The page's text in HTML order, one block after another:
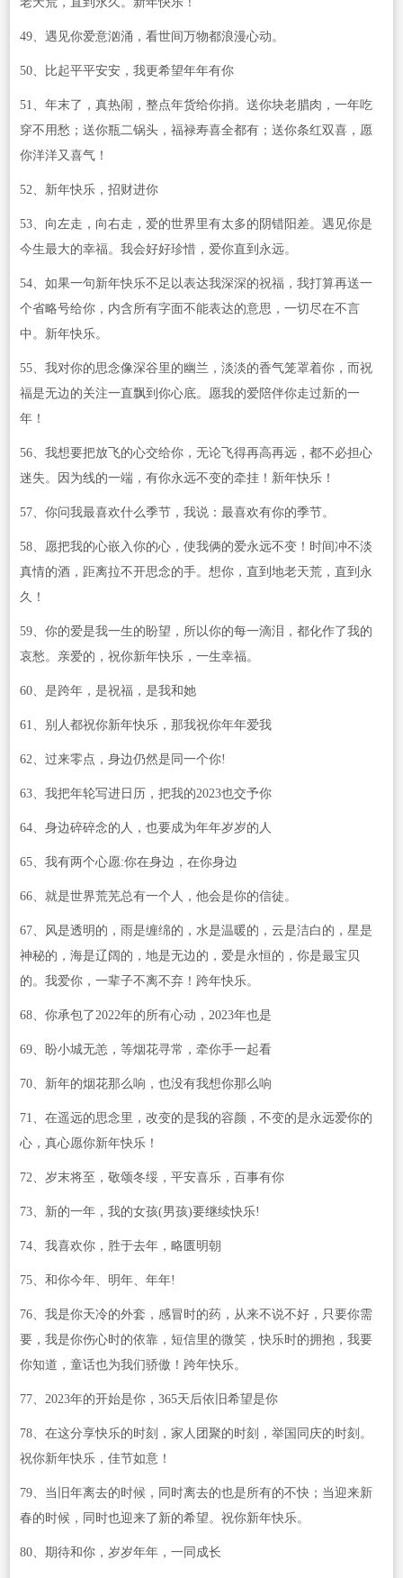
49、遇见你爱意汹涌，看世间万物都浪漫心动。
50、比起平平安安，我更希望年年有你
51、年末了，真热闹，整点年货给你捎。送你块老腊肉，一年吃
穿不用愁；送你瓶二锅头，福禄寿喜全都有；送你条红双喜，愿
你洋洋又喜气！
52、新年快乐，招财进你
53、向左走，向右走，爱的世界里有太多的阴错阳差。遇见你是
今生最大的幸福。我会好好珍惜，爱你直到永远。
54、如果一句新年快乐不足以表达我深深的祝福，我打算再送一
个省略号给你，内含所有字面不能表达的意思，一切尽在不言
中。新年快乐。
55、我对你的思念像深谷里的幽兰，淡淡的香气笼罩着你，而祝
福是无边的关注一直飘到你心底。愿我的爱陪伴你走过新的一
年！
56、我想要把放飞的心交给你，无论飞得再高再远，都不必担心
迷失。因为线的一端，有你永远不变的牵挂！新年快乐！
57、你问我最喜欢什么季节，我说：最喜欢有你的季节。
58、愿把我的心嵌入你的心，使我俩的爱永远不变！时间冲不淡
真情的酒，距离拉不开思念的手。想你，直到地老天荒，直到永
久！
59、你的爱是我一生的盼望，所以你的每一滴泪，都化作了我的
哀愁。亲爱的，祝你新年快乐，一生幸福。
60、是跨年，是祝福，是我和她
61、别人都祝你新年快乐，那我祝你年年爱我
62、过来零点，身边仍然是同一个你!
63、我把年轮写进日历，把我的2023也交予你
64、身边碎碎念的人，也要成为年年岁岁的人
65、我有两个心愿:你在身边，在你身边
66、就是世界荒芜总有一个人，他会是你的信徒。
67、风是透明的，雨是缠绵的，水是温暖的，云是洁白的，星是
神秘的，海是辽阔的，地是无边的，爱是永恒的，你是最宝贝
的。我爱你，一辈子不离不弃！跨年快乐。
68、你承包了2022年的所有心动，2023年也是
69、盼小城无恙，等烟花寻常，牵你手一起看
70、新年的烟花那么响，也没有我想你那么响
71、在遥远的思念里，改变的是我的容颜，不变的是永远爱你的
心，真心愿你新年快乐！
72、岁末将至，敬颂冬绥，平安喜乐，百事有你
73、新的一年，我的女孩(男孩)要继续快乐!
74、我喜欢你，胜于去年，略匮明朝
75、和你今年、明年、年年!
76、我是你天冷的外套，感冒时的药，从来不说不好，只要你需
要，我是你伤心时的依靠，短信里的微笑，快乐时的拥抱，我要
你知道，童话也为我们骄傲！跨年快乐。
77、2023年的开始是你，365天后依旧希望是你
78、在这分享快乐的时刻，家人团聚的时刻，举国同庆的时刻。
祝你新年快乐，佳节如意！
79、当旧年离去的时候，同时离去的也是所有的不快；当迎来新
春的时候，同时也迎来了新的希望。祝你新年快乐。
80、期待和你，岁岁年年，一同成长